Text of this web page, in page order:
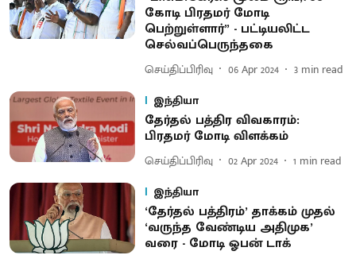
கோடி பிரதமர் மோடி
பெற்றுள்ளார்” - பட்டியலிட்ட
செல்வப்பெருந்தகை
செய்திப்பிரிவு 06 Apr 2024 3 min read
இந்தியா
தேர்தல் பத்திர விவகாரம்:
பிரதமர் மோடி விளக்கம்
செய்திப்பிரிவு 02 Apr 2024 1 min read
இந்தியா
‘தேர்தல் பத்திரம்’ தாக்கம் முதல்
‘வருந்த வேண்டிய அதிமுக’
வரை - மோடி ஓபன் டாக்